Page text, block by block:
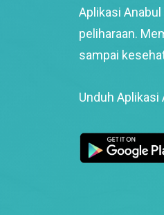
Aplikasi
peliharaan.
sampai
Unduh Aplikasi